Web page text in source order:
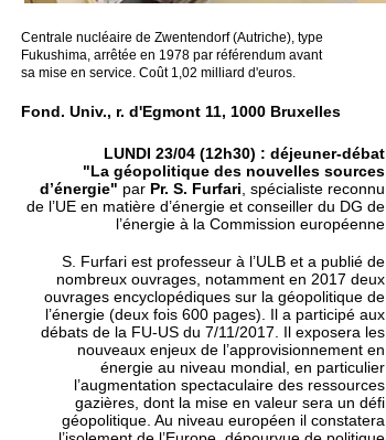
Centrale nucléaire de Zwentendorf (Autriche), type
Fukushima, arrêtée en 1978 par référendum avant
sa mise en service. Coût 1,02 milliard d'euros.
Fond. Univ., r. d'Egmont 11, 1000 Bruxelles
LUNDI 23/04 (12h30) : déjeuner-débat
"La géopolitique des nouvelles sources
d’énergie" par Pr. S. Furfari , spécialiste reconnu
de l’UE en matière d’énergie et conseiller du DG de
l’énergie à la Commission européenne
S. Furfari est professeur à l’ULB et a publié de
nombreux ouvrages, notamment en 2017 deux
ouvrages encyclopédiques sur la géopolitique de
l’énergie (deux fois 600 pages). Il a participé aux
débats de la FU-US du 7/11/2017. Il exposera les
nouveaux enjeux de l’approvisionnement en
énergie au niveau mondial, en particulier
l’augmentation spectaculaire des ressources
gazières, dont la mise en valeur sera un défi
géopolitique. Au niveau européen il constatera